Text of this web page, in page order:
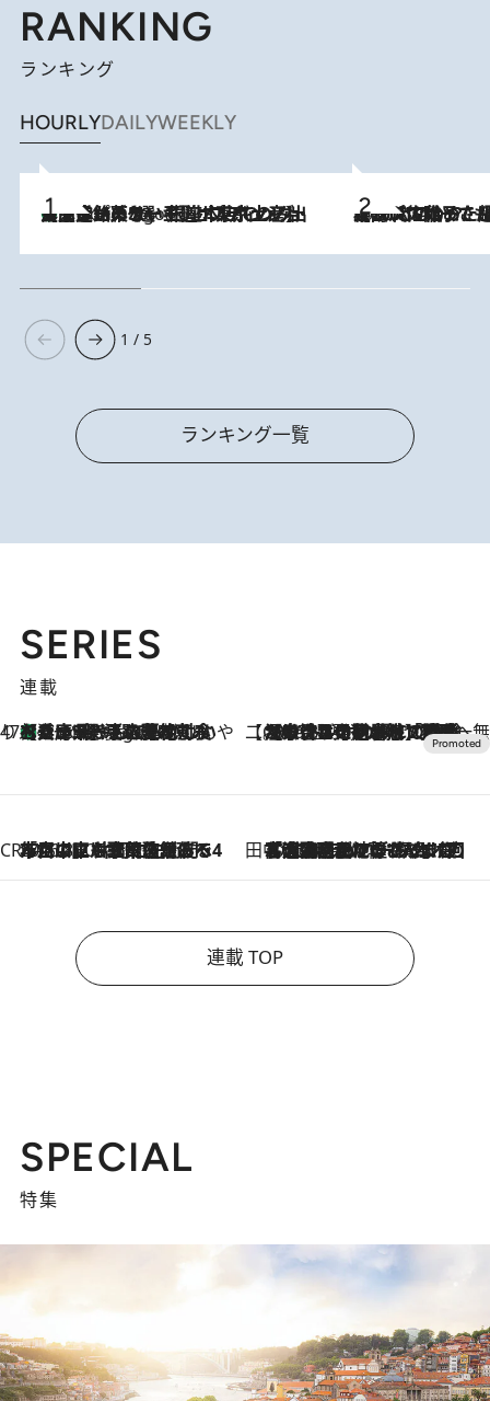
RANKING
ランキング
HOURLYDAILYWEEKLY
6 Hours Ago
【間違いのない王道・東京土産】資生堂パーラー 銀座本店でのみ出会える銘菓5選《極上プディング・濃厚チーズケーキ・ボンボンショコラほか》 2026.8.5
【阿川佐和子さんの年とる力】なぜ70代で始めた趣味は“こんなに楽しい”のか？ ピアノ、俳句…スランプに陥っても続けられる“ある秘訣”とは
1 / 5
ランキング一覧
SERIES
連載
47都道府県の手みやげ ひんやりスイーツで夏を満喫
6 Hours Ago
【兵庫県】この夏絶対食べたい 冷やしておいしいおやつ3選 淡路島の恵みをジェラートに集約 【CREA×星野リゾート】唯一無二。癒しと発見が待つ場所へ
2026.8.7
【トンボの足水浴】ヒノキの香りに包まれて涼感マックス！約13℃の湧水かけ流しを避暑地「星野温泉 トンボの湯」で体験
CREA'S CHOICE
2026.8.7
「立川にも歌舞伎があるんだよ」 片岡仁左衛門・市川中車ら豪華座組みで4年目の立川立飛歌舞伎へ 田中稲の勝手に再ブーム
2026.8.7
「湘南乃風に憧れて」観客大盛上がりの“タオル回し”に、ラッパー顔負けの高速歌唱まで…さだまさし（74）のアグレッシブすぎる現在地
連載 TOP
SPECIAL
特集